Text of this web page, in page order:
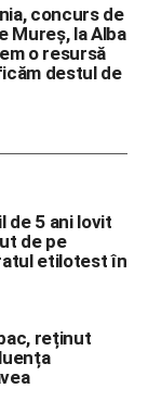
concurs de
Mureș, la Alba
o resursă
destul de
de 5 ani lovit
de pe
etilotest în
reținut